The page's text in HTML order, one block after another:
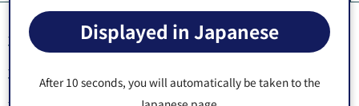
Displayed in Japanese
After 10 seconds, you will automatically be taken to the
このサイトについて
ウェブアクセシビリティ方針